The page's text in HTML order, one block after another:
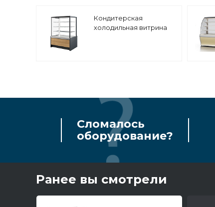
Кондитерская
холодильная витрина
Сломалось
оборудование?
Ранее вы смотрели